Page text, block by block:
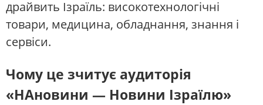
драйвить Ізраїль: високотехнологічні
товари, медицина, обладнання, знання і
сервіси.
Чому це зчитує аудиторія
«НАновини — Новини Ізраїлю»